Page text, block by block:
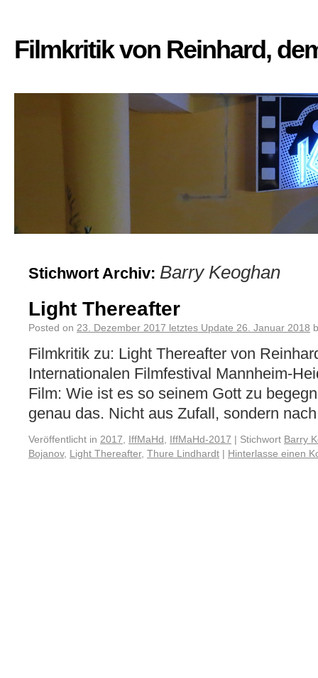
Filmkritik von Reinhard,
Stichwort Archiv: Barry Keoghan
Light Thereafter
Posted on 23. Dezember 2017 letztes Update 26. Januar 2018
Filmkritik zu: Light Thereafter von
Internationalen Filmfestival Mannheim-
Film: Wie ist es so seinem Gott zu
genau das. Nicht aus Zufall, sondern
Veröffentlicht in 2017 IffMaHd IffMaHd-2017 | Stichwort Barry
Bojanov, Light Thereafter, Thure Lindhardt | Hinterlasse einen